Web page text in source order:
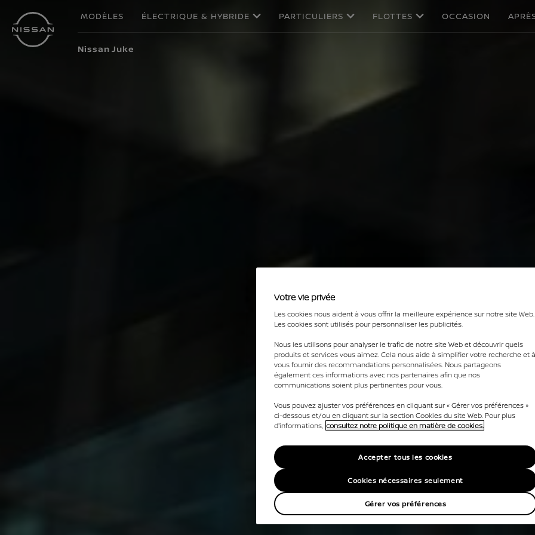
contenu
principal
MODÈLES ÉLECTRIQUE & HYBRIDE PARTICULIERS FLOTTES OCCASION
Nissan Juke
Votre vie privée
Les cookies nous aident à vous offrir la meilleure expérience sur notre site Web.
Les cookies sont utilisés pour personnaliser les publicités.
Nous les utilisons pour analyser le trafic de notre site Web et découvrir quels
produits et services vous aimez. Cela nous aide à simplifier votre recherche et à
vous fournir des recommandations personnalisées. Nous partageons
également ces informations avec nos partenaires afin que nos
communications soient plus pertinentes pour vous.
Vous pouvez ajuster vos préférences en cliquant sur « Gérer vos préférences »
ci-dessous et/ou en cliquant sur la section Cookies du site Web. Pour plus
d'informations, consultez notre politique en matière de cookies.
Gérer vos préférences
Cookies nécessaires seulement
Accepter tous les cookies